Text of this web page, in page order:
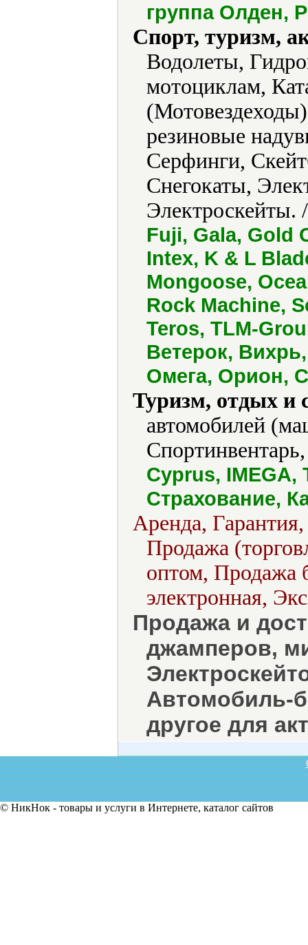
группа Олден,
Спорт, туризм,
Водолеты,
мотоциклам,
резиновые
Серфинги,
Снегокаты,
Электроскейты.
Fuji, Gala, Gold
Intex, K & L
Mongoose,
Rock Machine,
Teros, TLM-
Ветерок,
Омега, Орион,
Туризм, отдых и
автомобилей
Cyprus, IMEGA,
Страхование,
Аренда,
Продажа
оптом, Продажа
электронная,
Продажа и
джамперов,
Автомобиль-
другое для
© НикНок - товары и услуги в Интернете, каталог сайтов